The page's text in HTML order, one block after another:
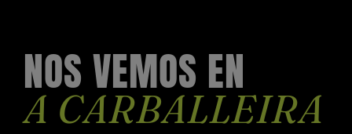
NOS VEMOS EN
A CARBALLEIRA